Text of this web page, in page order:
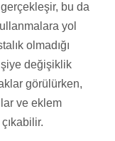
bu da
yol
olmadığı
değişiklik
görülürken,
ve eklem